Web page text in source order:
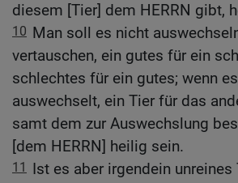
diesem [Tier] dem HERRN gibt,
10 Man soll es nicht
vertauschen, ein gutes für ein
schlechtes für ein gutes; wenn
auswechselt, ein Tier für das
samt dem zur Auswechslung
[dem HERRN] heilig sein.
11
Ist es aber irgendein unreines